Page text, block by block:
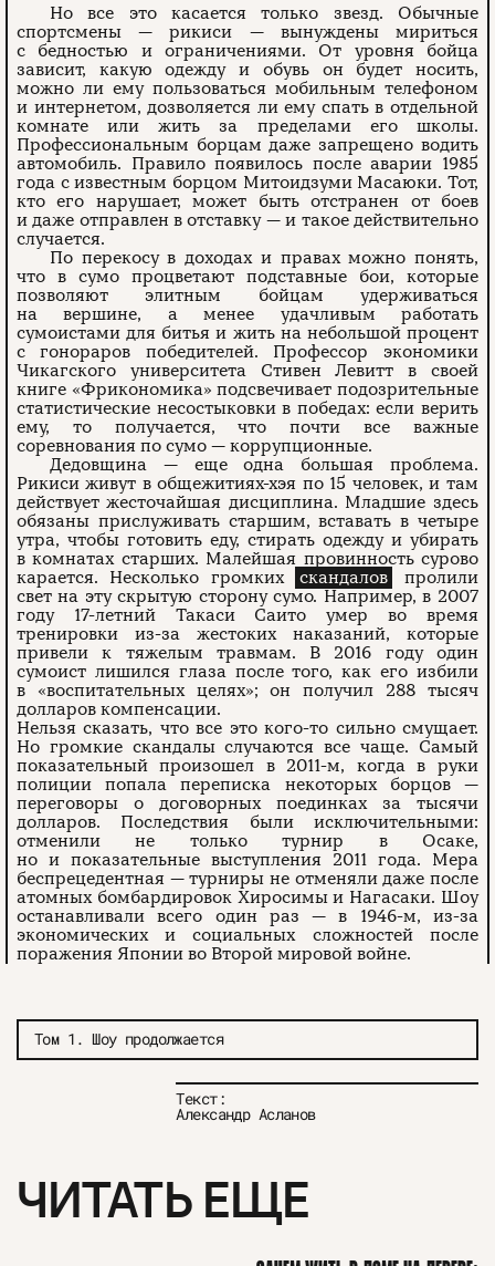
Том 1. Шоу продолжается
Текст:
Александр Асланов
Но все это касается только звезд. Обычные
спортсмены — рикиси — вынуждены мириться
с бедностью и ограничениями. От уровня бойца
зависит, какую одежду и обувь он будет носить,
можно ли ему пользоваться мобильным телефоном
и интернетом, дозволяется ли ему спать в отдельной
комнате или жить за пределами его школы.
Профессиональным борцам даже запрещено водить
автомобиль. Правило появилось после аварии 1985
года с известным борцом Митоидзуми Масаюки. Тот,
кто его нарушает, может быть отстранен от боев
и даже отправлен в отставку — и такое действительно
случается.
По перекосу в доходах и правах можно понять,
что в сумо процветают подставные бои, которые
позволяют элитным бойцам удерживаться
на вершине, а менее удачливым работать
сумоистами для битья и жить на небольшой процент
с гонораров победителей. Профессор экономики
Чикагского университета Стивен Левитт в своей
книге «Фрикономика» подсвечивает подозрительные
статистические несостыковки в победах: если верить
ему, то получается, что почти все важные
соревнования по сумо — коррупционные.
Дедовщина — еще одна большая проблема.
Рикиси живут в общежитиях-хэя по 15 человек, и там
действует жесточайшая дисциплина. Младшие здесь
обязаны прислуживать старшим, вставать в четыре
утра, чтобы готовить еду, стирать одежду и убирать
в комнатах старших. Малейшая провинность сурово
карается. Несколько громких
скандалов
пролили
свет на эту скрытую сторону сумо. Например, в 2007
году 17-летний Такаси Саито умер во время
тренировки из-за жестоких наказаний, которые
привели к тяжелым травмам. В 2016 году один
сумоист лишился глаза после того, как его избили
в «воспитательных целях»; он получил 288 тысяч
долларов компенсации.
Нельзя сказать, что все это кого-то сильно смущает.
Но громкие скандалы случаются все чаще. Самый
показательный произошел в 2011-м, когда в руки
полиции попала переписка некоторых борцов —
переговоры о договорных поединках за тысячи
долларов. Последствия были исключительными:
отменили не только турнир в Осаке,
но и показательные выступления 2011 года. Мера
беспрецедентная — турниры не отменяли даже после
атомных бомбардировок Хиросимы и Нагасаки. Шоу
останавливали всего один раз — в 1946-м, из-за
экономических и социальных сложностей после
поражения Японии во Второй мировой войне.
ЧИТАТЬ ЕЩЕ